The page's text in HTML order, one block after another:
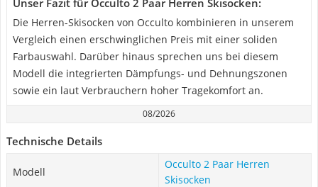
Unser Fazit für Occulto 2 Paar Herren Skisocken:
Die Herren-Skisocken von Occulto kombinieren in unserem
Vergleich einen erschwinglichen Preis mit einer soliden
Farbauswahl. Darüber hinaus sprechen uns bei diesem
Modell die integrierten Dämpfungs- und Dehnungszonen
sowie ein laut Verbrauchern hoher Tragekomfort an.
08/2026
Technische Details
Modell
Occulto 2 Paar Herren
Skisocken